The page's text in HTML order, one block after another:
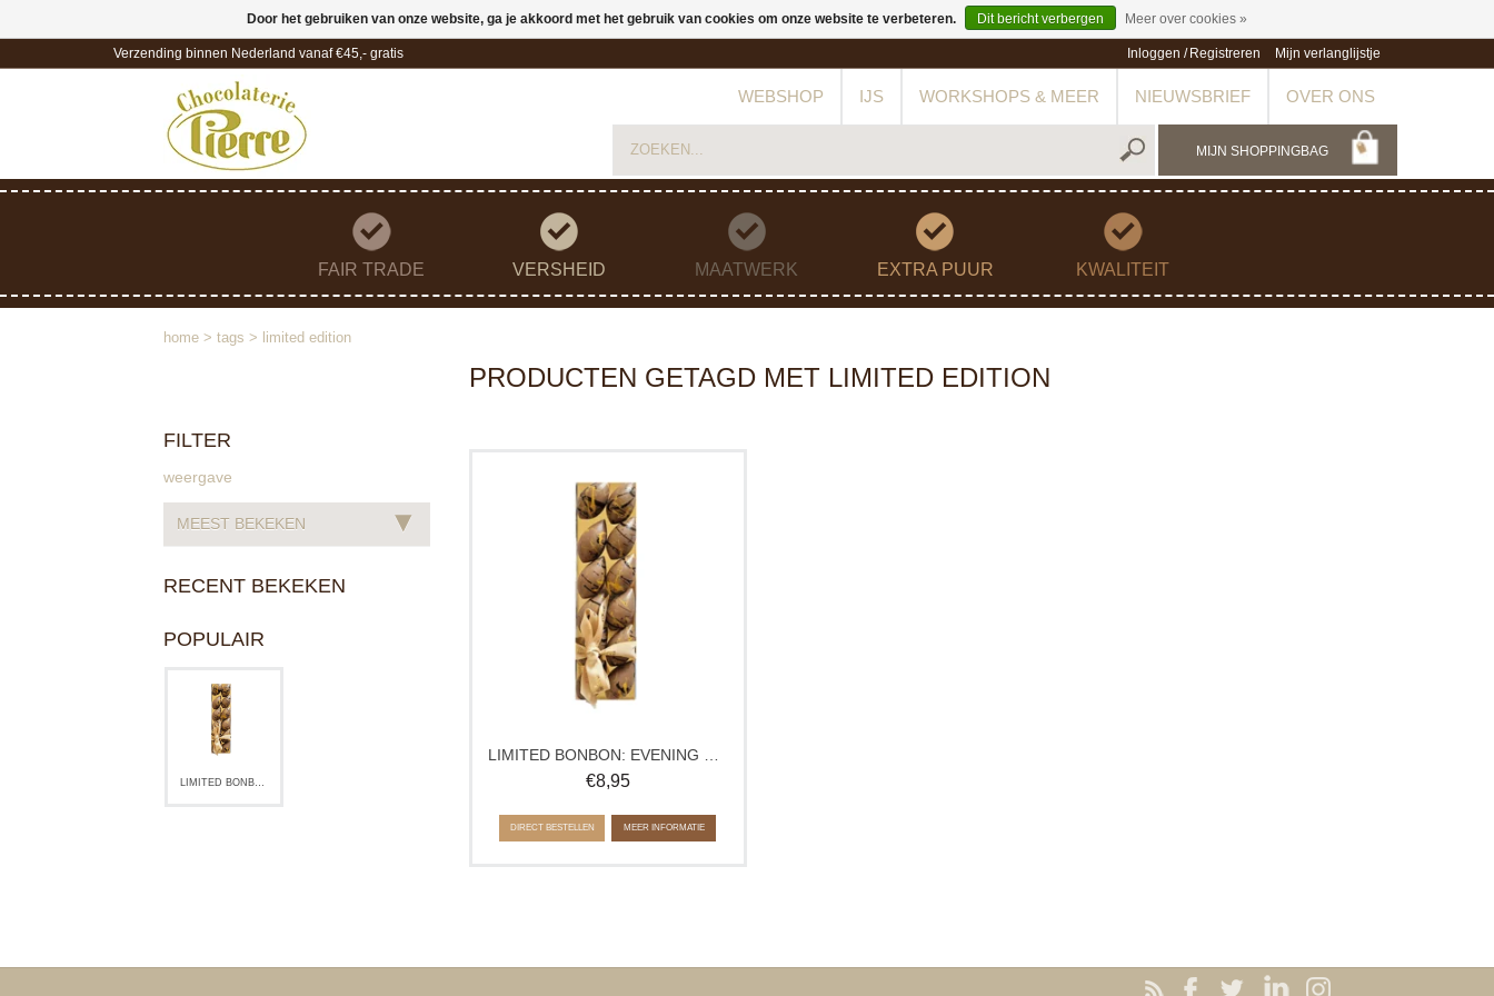
Verzending binnen Nederland vanaf €45,- gratis Inloggen / Registreren Mijn verlanglijstje
WEBSHOP IJS WORKSHOPS & MEER NIEUWSBRIEF OVER ONS
MIJN SHOPPINGBAG
FAIR TRADE VERSHEID MAATWERK EXTRA PUUR KWALITEIT
home > tags > limited edition
FILTER
weergave
MEEST BEKEKEN ▾
RECENT BEKEKEN
POPULAIR
PRODUCTEN GETAGD MET LIMITED EDITION
bonbons, gevuld met romige Karamel
en Tonka. Limited edition EVENING
MELT – perfect als verfijnd cadeau of
bijzonder genietmoment. Slechts
tijdelijk beschikbaar!
€8,95
DIRECT BESTELLEN MEER INFORMATIE
Door het gebruiken van onze website, ga je akkoord met het gebruik van cookies om onze website te verbeteren. Dit bericht verbergen Meer over cookies »